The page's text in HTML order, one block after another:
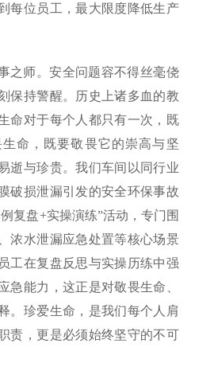
每位员工，最大限度降低生产
之师。安全问题容不得丝毫侥
保持警醒。历史上诸多血的教
命对于每个人都只有一次，既
命，既要敬畏它的崇高与坚
逝与珍贵。我们车间以同行业
破损泄漏引发的安全环保事故
复盘+实操演练”活动，专门围
浓水泄漏应急处置等核心场景
工在复盘反思与实操历练中强
急能力，这正是对敬畏生命、
。珍爱生命，是我们每个人肩
责，更是必须始终坚守的不可